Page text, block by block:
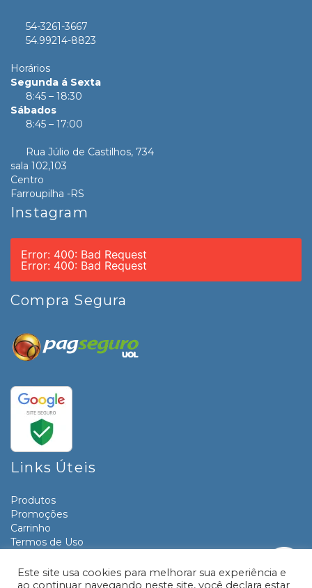
54-3261-3667
54.99214-8823
Horários
Segunda á Sexta
8:45 – 18:30
Sábados
8:45 – 17:00
Rua Júlio de Castilhos, 734
sala 102,103
Centro
Farroupilha -RS
Instagram
Error: 400: Bad Request
Error: 400: Bad Request
Compra Segura
Links Úteis
Produtos
Promoções
Carrinho
Termos de Uso
Contato
Este site usa cookies para melhorar sua experiência e
ao continuar navegando neste site, você declara estar